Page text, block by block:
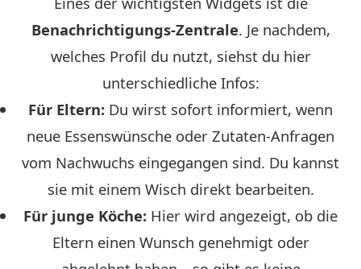
Benachrichtigungs-Zentrale. Je nachdem,
welches Profil du nutzt, siehst du hier
unterschiedliche Infos:
Für Eltern: Du wirst sofort informiert, wenn
neue Essenswünsche oder Zutaten-Anfragen
vom Nachwuchs eingegangen sind. Du kannst
sie mit einem Wisch direkt bearbeiten.
Für junge Köche: Hier wird angezeigt, ob die
Eltern einen Wunsch genehmigt oder